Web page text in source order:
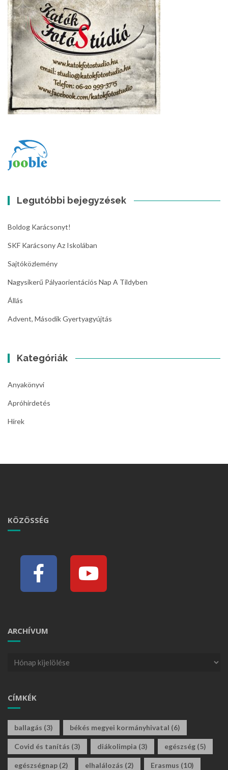
Legutóbbi bejegyzések
Boldog Karácsonyt!
SKF Karácsony Az Iskolában
Sajtóközlemény
Nagysikerű Pályaorientációs Nap A Tildyben
Állás
Advent, Második Gyertyagyújtás
Kategóriák
Anyakönyvi
Apróhirdetés
Hírek
KÖZÖSSÉG
ARCHÍVUM
CÍMKÉK
ballagás (3) békés megyei kormányhivatal (6)
Covid és tanítás (3) diákolimpia (3) egészség (5)
egészségnap (2) elhalálozás (2) Erasmus (10)